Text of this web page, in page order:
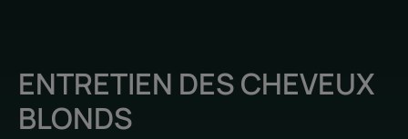
ENTRETIEN DES CHEVEUX
BLONDS